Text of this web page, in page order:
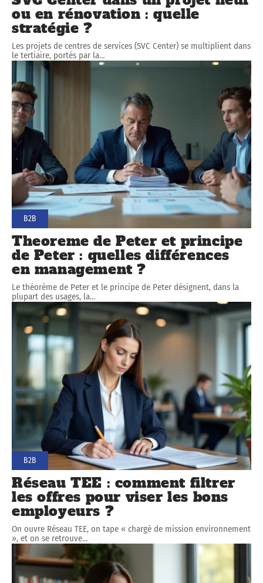
ou en rénovation : quelle
stratégie ?
Les projets de centres de services (SVC Center) se multiplient dans
le tertiaire, portés par la…
B2B
Theoreme de Peter et principe
de Peter : quelles différences
en management ?
Le théorème de Peter et le principe de Peter désignent, dans la
plupart des usages, la…
B2B
Réseau TEE : comment filtrer
les offres pour viser les bons
employeurs ?
On ouvre Réseau TEE, on tape « chargé de mission environnement
», et on se retrouve…